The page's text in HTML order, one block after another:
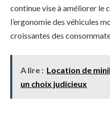
continue vise à améliorer le
l’ergonomie des véhicules
croissantes des
A lire : Location de
un choix judicieux